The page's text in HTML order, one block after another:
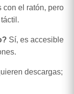
con el ratón, pero
Sí, es accesible
descargas;